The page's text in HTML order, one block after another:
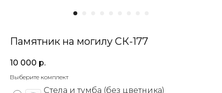
Памятник на могилу СК-177
10 000 р.
Выберите комплект
Стела и тумба (без цветника)